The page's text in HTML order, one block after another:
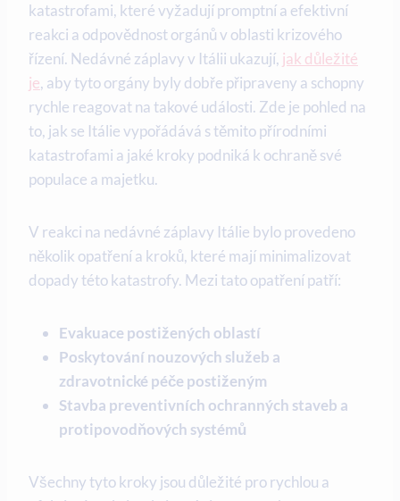
katastrofami, které vyžadují promptní a efektivní
reakci a odpovědnost orgánů v oblasti krizového
řízení. Nedávné záplavy v Itálii ukazují, jak důležité
je, aby tyto orgány byly dobře připraveny a schopny
rychle reagovat na takové události. Zde je pohled na
to, jak se Itálie vypořádává s těmito přírodními
katastrofami a jaké kroky podniká k ochraně své
populace a majetku.
V reakci na nedávné záplavy Itálie bylo provedeno
několik opatření a kroků, které mají minimalizovat
dopady této katastrofy. Mezi tato opatření patří:
Evakuace postižených oblastí
Poskytování nouzových služeb a
zdravotnické péče postiženým
Stavba preventivních ochranných staveb a
protipovodňových systémů
Všechny tyto kroky jsou důležité pro rychlou a